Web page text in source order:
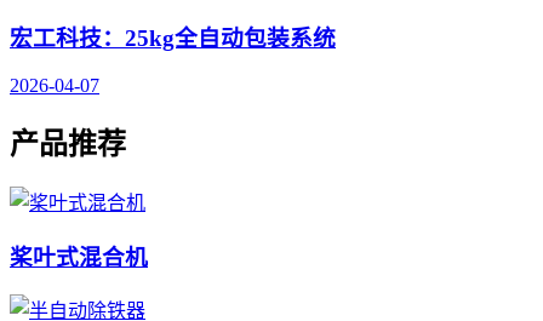
宏工科技：25kg全自动包装系统
2026-04-07
产品推荐
桨叶式混合机